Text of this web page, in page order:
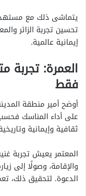
تحسين تجربة الزائر
إيمانية عالمية.
العمرة: تجربة
فقط
أوضح أمير منطقة
على أداء المناسك
ثقافية وإيمانية
المعتمر يعيش تجربة
والإقامة، وصولًا إلى
الدعوة. لتحقيق ذلك،